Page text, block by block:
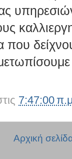
που
7:47:00
Αρχική